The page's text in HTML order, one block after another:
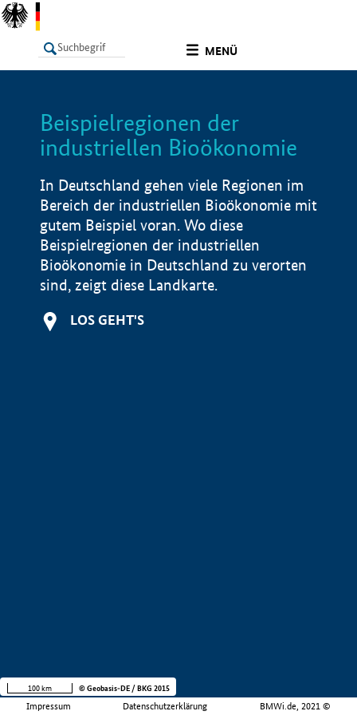
MENÜ
LISTE
Beispielregionen der
industriellen Bioökonomie
In Deutschland gehen viele Regionen im
Bereich der industriellen Bioökonomie mit
gutem Beispiel voran. Wo diese
Beispielregionen der industriellen
Bioökonomie in Deutschland zu verorten
sind, zeigt diese Landkarte.
LOS GEHT'S
Impressum Datenschutzerklärung BMWi.de, 2021 ©
100 km © Geobasis-DE / BKG 2015